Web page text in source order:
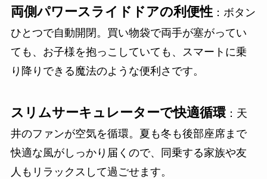
両側パワースライドドアの利便性：ボタン
ひとつで自動開閉。買い物袋で両手が塞がってい
ても、お子様を抱っこしていても、スマートに乗
り降りできる魔法のような便利さです。
スリムサーキュレーターで快適循環：天
井のファンが空気を循環。夏も冬も後部座席まで
快適な風がしっかり届くので、同乗する家族や友
人もリラックスして過ごせます。